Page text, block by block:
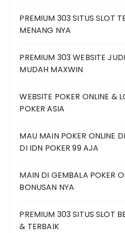
PREMIUM 303 SITUS SLOT
MENANG NYA
PREMIUM 303 WEBSITE
MUDAH MAXWIN
WEBSITE POKER ONLINE &
POKER ASIA
MAU MAIN POKER ONLINE
DI IDN POKER 99 AJA
MAIN DI GEMBALA POKER
BONUSAN NYA
PREMIUM 303 SITUS SLOT
& TERBAIK